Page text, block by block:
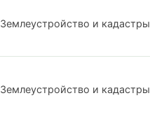
Землеустройство и кадастры
Землеустройство и кадастры